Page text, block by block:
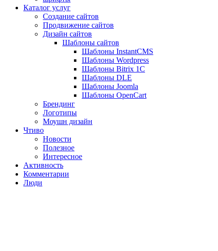
Каталог услуг
Создание сайтов
Продвижение сайтов
Дизайн сайтов
Шаблоны сайтов
Шаблоны InstantCMS
Шаблоны Wordpress
Шаблоны Bitrix 1C
Шаблоны DLE
Шаблоны Joomla
Шаблоны OpenCart
Брендинг
Логотипы
Моушн дизайн
Чтиво
Новости
Полезное
Интересное
Активность
Комментарии
Люди